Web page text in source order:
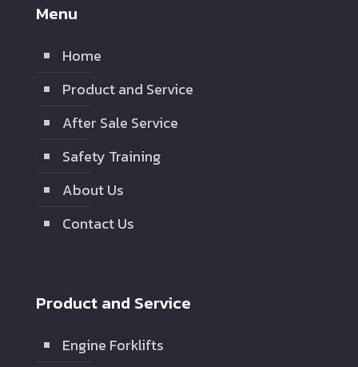
Menu
Home
Product and Service
After Sale Service
Safety Training
About Us
Contact Us
Product and Service
Engine Forklifts